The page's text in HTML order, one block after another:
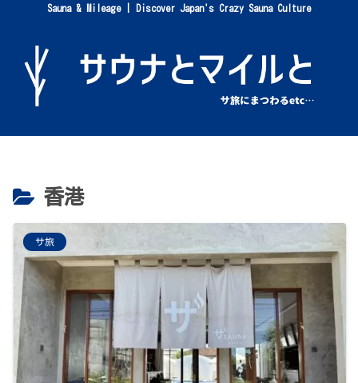
Sauna & Mileage | Discover Japan's Crazy Sauna Culture
香港
サ旅